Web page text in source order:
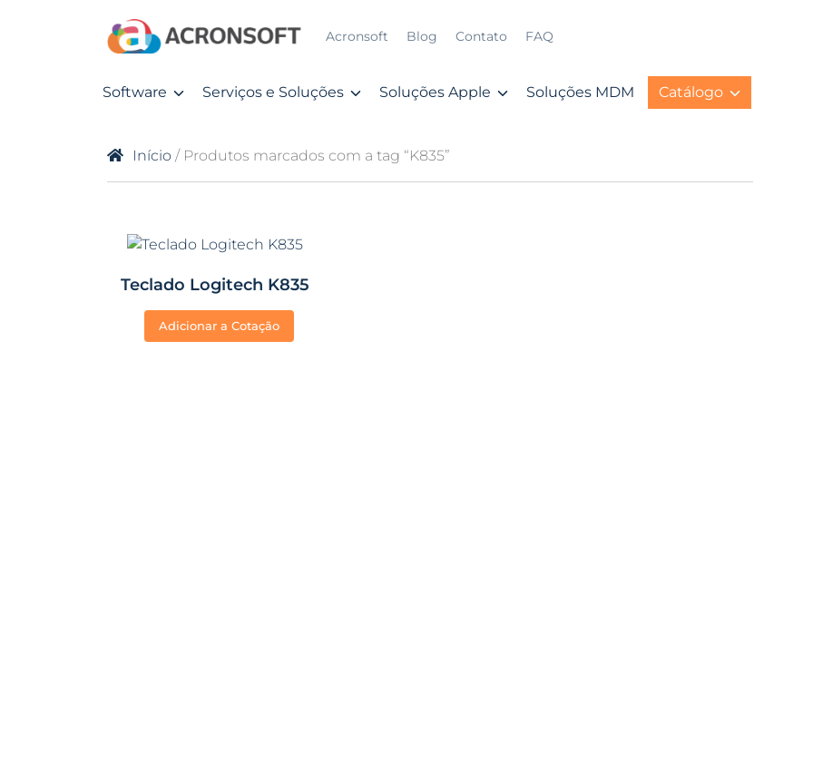
Acronsoft Blog Contato FAQ
Software Serviços e Soluções Soluções Apple Soluções MDM Catálogo
Início / Produtos marcados com a tag “K835”
Teclado Logitech K835
Adicionar a Cotação